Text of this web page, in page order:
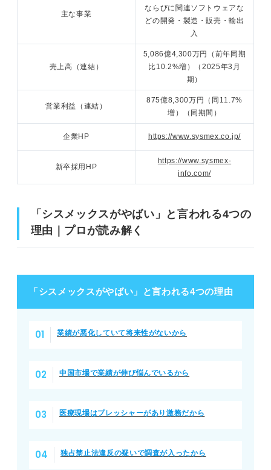
主な事業
ならびに関連ソフトウェアな
どの開発・製造・販売・輸出
入
売上高（連結）
5,086億4,300万円（前年同期
比10.2%増）（2025年3月
期）
営業利益（連結）
875億8,300万円（同11.7%
増）（同期間）
企業HP https://www.sysmex.co.jp/
新卒採用HP
https://www.sysmex-
info.com/
「シスメックスがやばい」と言われる4つの
理由｜プロが読み解く
「シスメックスがやばい」と言われる4つの理由
業績が悪化していて将来性がないから
中国市場で業績が伸び悩んでいるから
医療現場はプレッシャーがあり激務だから
独占禁止法違反の疑いで調査が入ったから